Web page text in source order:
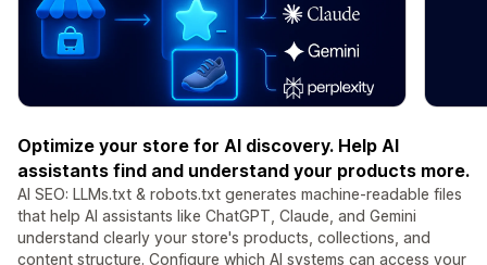
Optimize your store for AI discovery. Help AI
assistants find and understand your products more.
AI SEO: LLMs.txt & robots.txt generates machine-readable files
that help AI assistants like ChatGPT, Claude, and Gemini
understand clearly your store's products, collections, and
content structure. Configure which AI systems can access your